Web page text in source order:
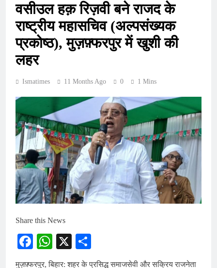
वसीउल हक़ रिज़वी बने राजद के
राष्ट्रीय महासचिव (अल्पसंख्यक
प्रकोष्ठ), मुज़फ़्फरपुर में खुशी की
लहर
Ismatimes 11 Months Ago 0 1 Mins
Share this News
Facebook
WhatsApp
X
मुज़फ़्फरपुर, बिहार: शहर के प्रसिद्ध समाजसेवी और सक्रिय राजनेता